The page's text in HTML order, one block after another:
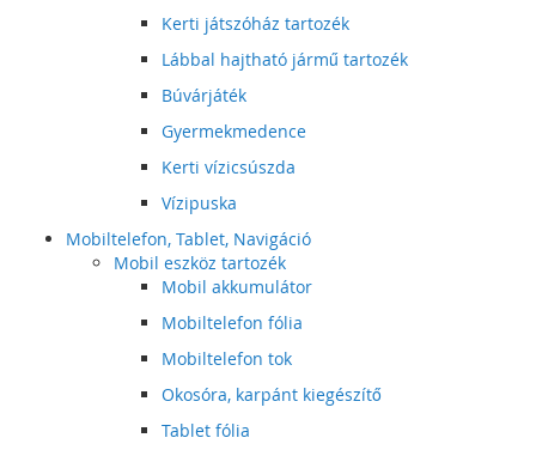
Kerti játszóház tartozék
Lábbal hajtható jármű tartozék
Búvárjáték
Gyermekmedence
Kerti vízicsúszda
Vízipuska
Mobiltelefon, Tablet, Navigáció
Mobil eszköz tartozék
Mobil akkumulátor
Mobiltelefon fólia
Mobiltelefon tok
Okosóra, karpánt kiegészítő
Tablet fólia